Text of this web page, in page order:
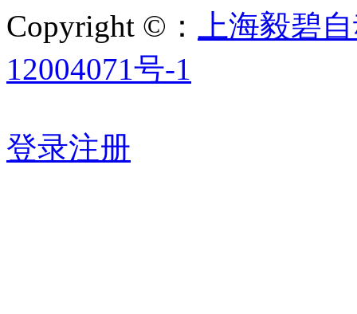
Copyright ©：
上海毅碧
12004071号-1
登录注册